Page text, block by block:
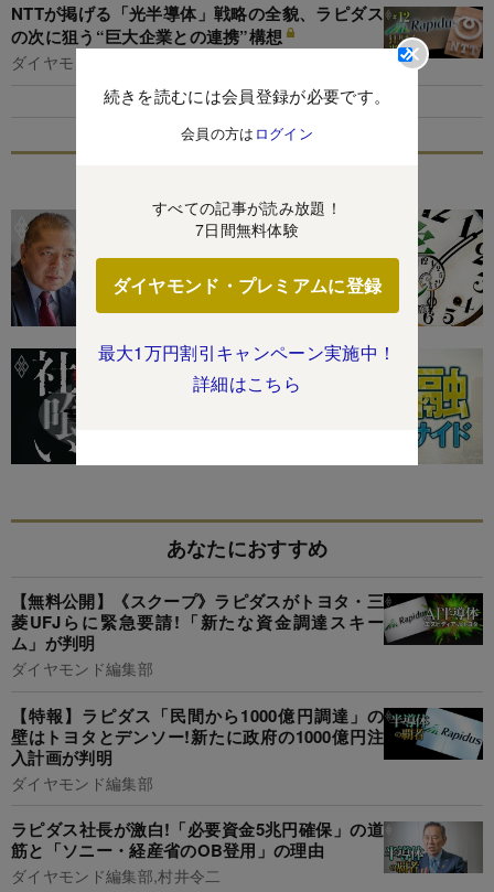
続きを読むには会員登録が必要です。
会員の方は ログイン
すべての記事が読み放題！
7日間無料体験
ダイヤモンド・プレミアムに登録
最大1万円割引キャンペーン実施中！
詳細はこちら
NTTが掲げる「光半導体」戦略の全貌、ラピダス
の次に狙う“巨大企業との連携”構想
ダイヤモンド編集部,村井令二
あなたにおすすめ
【無料公開】《スクープ》ラピダスがトヨタ・三
菱UFJらに緊急要請!「新たな資金調達スキー
ム」が判明
ダイヤモンド編集部
【特報】ラピダス「民間から1000億円調達」の
壁はトヨタとデンソー!新たに政府の1000億円注
入計画が判明
ダイヤモンド編集部
ラピダス社長が激白!「必要資金5兆円確保」の道
筋と「ソニー・経産省のOB登用」の理由
ダイヤモンド編集部,村井令二